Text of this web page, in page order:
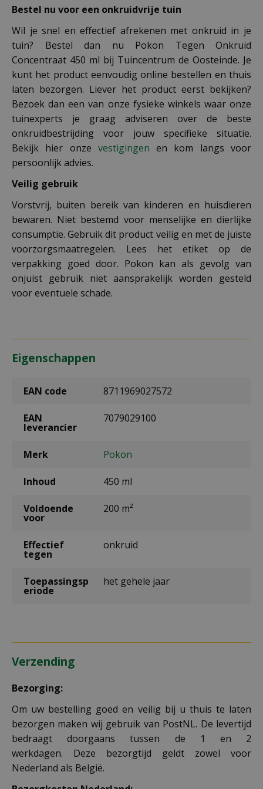
Bestel nu voor een onkruidvrije tuin
Wil je snel en effectief afrekenen met onkruid in je
tuin? Bestel dan nu Pokon Tegen Onkruid
Concentraat 450 ml bij Tuincentrum de Oosteinde. Je
kunt het product eenvoudig online bestellen en thuis
laten bezorgen. Liever het product eerst bekijken?
Bezoek dan een van onze fysieke winkels waar onze
tuinexperts je graag adviseren over de beste
onkruidbestrijding voor jouw specifieke situatie.
Bekijk hier onze vestigingen en kom langs voor
persoonlijk advies.
Veilig gebruik
Vorstvrij, buiten bereik van kinderen en huisdieren
bewaren. Niet bestemd voor menselijke en dierlijke
consumptie. Gebruik dit product veilig en met de juiste
voorzorgsmaatregelen. Lees het etiket op de
verpakking goed door. Pokon kan als gevolg van
onjuist gebruik niet aansprakelijk worden gesteld
voor eventuele schade.
Eigenschappen
EAN code 8711969027572
EAN
leverancier
7079029100
Merk Pokon
Inhoud 450 ml
Voldoende
voor
200 m²
Effectief
tegen
onkruid
Toepassingsp
eriode
het gehele jaar
Verzending
Bezorging:
Om uw bestelling goed en veilig bij u thuis te laten
bezorgen maken wij gebruik van PostNL. De levertijd
bedraagt doorgaans tussen de 1 en 2
werkdagen. Deze bezorgtijd geldt zowel voor
Nederland als België.